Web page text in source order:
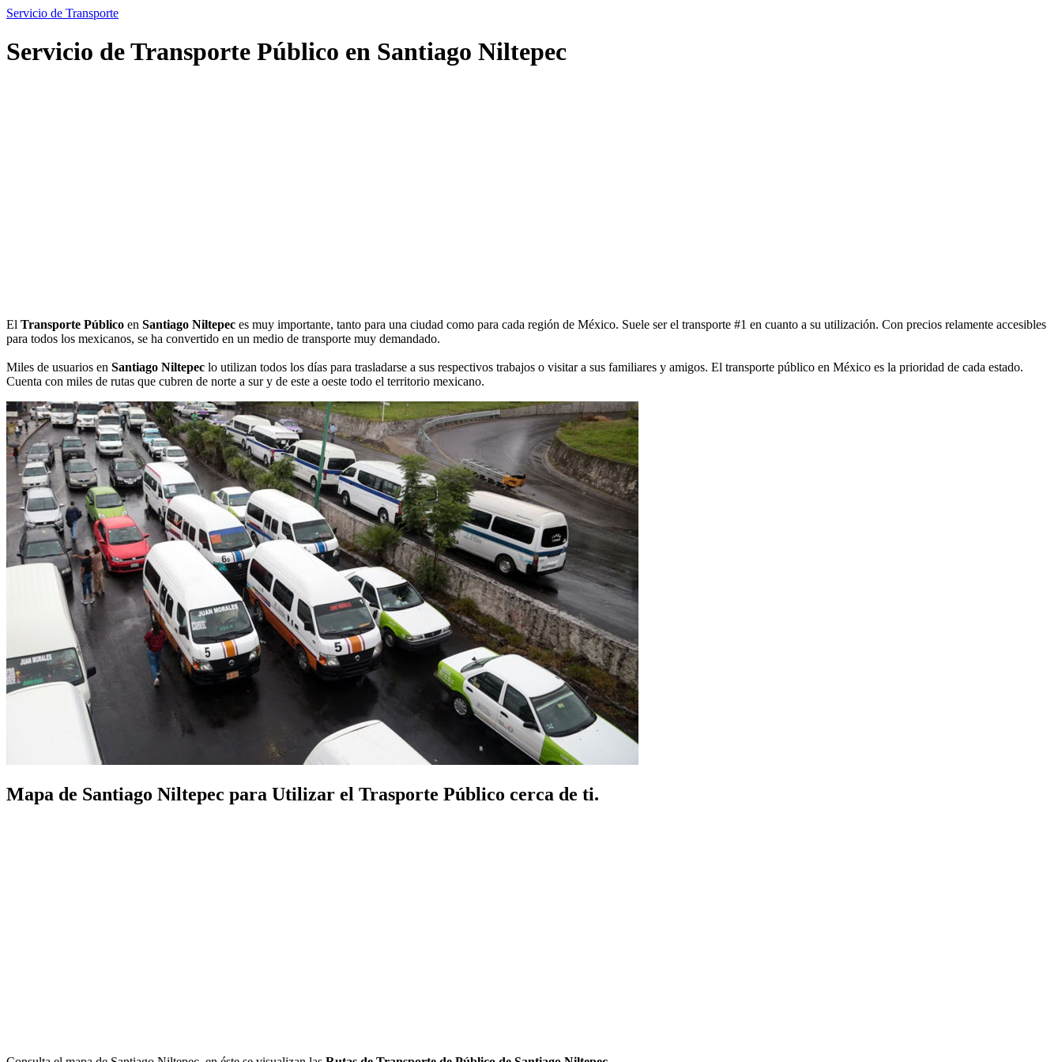
Servicio de Transporte
Servicio de Transporte Público en Santiago Niltepec
El Transporte Público en Santiago Niltepec es muy importante, tanto para una ciudad como para cada región de México. Suele ser el transporte #1 en cuanto a su utilización. Con precios relamente accesibles
para todos los mexicanos, se ha convertido en un medio de transporte muy demandado.
Miles de usuarios en Santiago Niltepec lo utilizan todos los días para trasladarse a sus respectivos trabajos o visitar a sus familiares y amigos. El transporte público en México es la prioridad de cada estado.
Cuenta con miles de rutas que cubren de norte a sur y de este a oeste todo el territorio mexicano.
Mapa de Santiago Niltepec para Utilizar el Trasporte Público cerca de ti.